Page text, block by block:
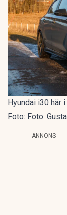
Hyundai i30 här
Foto: Foto:
ANNONS